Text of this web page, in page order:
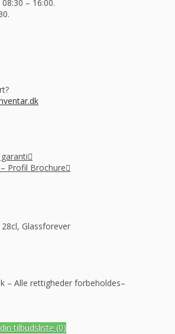
– 16:00.
Profil Brochure
– Alle rettigheder forbeholdes–
tilbudsliste (0)